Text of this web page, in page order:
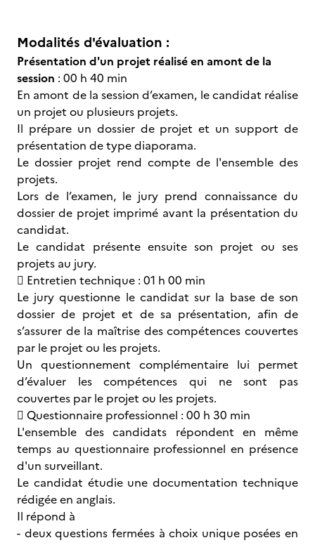
Modalités d'évaluation :
Présentation d'un projet réalisé en amont de la
session : 00 h 40 min
En amont de la session d’examen, le candidat réalise
un projet ou plusieurs projets.
Il prépare un dossier de projet et un support de
présentation de type diaporama.
Le dossier projet rend compte de l'ensemble des
projets.
Lors de l’examen, le jury prend connaissance du
dossier de projet imprimé avant la présentation du
candidat.
Le candidat présente ensuite son projet ou ses
projets au jury.
 Entretien technique : 01 h 00 min
Le jury questionne le candidat sur la base de son
dossier de projet et de sa présentation, afin de
s’assurer de la maîtrise des compétences couvertes
par le projet ou les projets.
Un questionnement complémentaire lui permet
d’évaluer les compétences qui ne sont pas
couvertes par le projet ou les projets.
 Questionnaire professionnel : 00 h 30 min
L'ensemble des candidats répondent en même
temps au questionnaire professionnel en présence
d'un surveillant.
Le candidat étudie une documentation technique
rédigée en anglais.
Il répond à
- deux questions fermées à choix unique posées en